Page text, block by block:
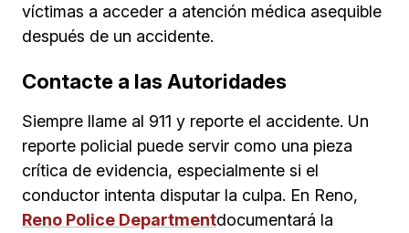
víctimas a acceder a atención médica asequible
después de un accidente.
Contacte a las Autoridades
Siempre llame al 911 y reporte el accidente. Un
reporte policial puede servir como una pieza
crítica de evidencia, especialmente si el
conductor intenta disputar la culpa. En Reno,
Reno Police Departmentdocumentará la